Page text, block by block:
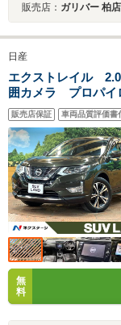
販売店： ガリバー 柏店
日産
エクストレイル
囲カメラ プロパ
電動リアゲート エ
ンスソナー LED
Bluetooth接続
販売店保証 車両品質評価書
無
料